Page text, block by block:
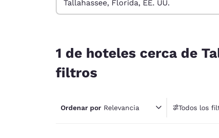
Región y
México
América
América
1 de hoteles cerca de
filtros
Ordenar por Relevancia Todos los
1